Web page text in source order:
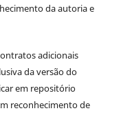
da autoria e
adicionais
da versão do
em repositório
reconhecimento de